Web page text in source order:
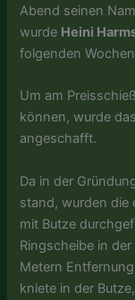
Abend seinen
wurde Heini
folgenden
Um am
können, wurde
angeschafft.
Da in der
stand, wurden die
mit Butze
Ringscheibe in
Metern
kniete in der